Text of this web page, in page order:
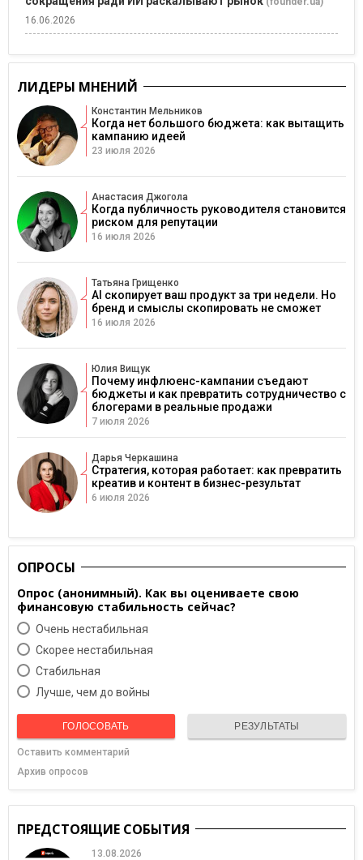
16.06.2026
ЛИДЕРЫ МНЕНИЙ
Константин Мельников
Когда нет большого бюджета: как вытащить
кампанию идеей
23 июля 2026
Анастасия Джогола
Когда публичность руководителя становится
риском для репутации
16 июля 2026
Татьяна Грищенко
AI скопирует ваш продукт за три недели. Но
бренд и смыслы скопировать не сможет
16 июля 2026
Юлия Вищук
Почему инфлюенс-кампании съедают
бюджеты и как превратить сотрудничество с
блогерами в реальные продажи
7 июля 2026
Дарья Черкашина
Стратегия, которая работает: как превратить
креатив и контент в бизнес-результат
6 июля 2026
ОПРОСЫ
Опрос (анонимный). Как вы оцениваете свою
финансовую стабильность сейчас?
Очень нестабильная
Скорее нестабильная
Cтабильная
Лучше, чем до войны
ГОЛОСОВАТЬ РЕЗУЛЬТАТЫ
Оставить комментарий
Архив опросов
ПРЕДСТОЯЩИЕ СОБЫТИЯ
13.08.2026